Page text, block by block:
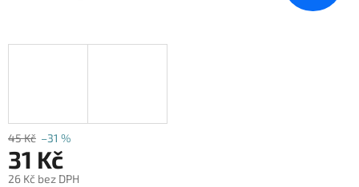
45 Kč –31 %
31 Kč
26 Kč bez DPH